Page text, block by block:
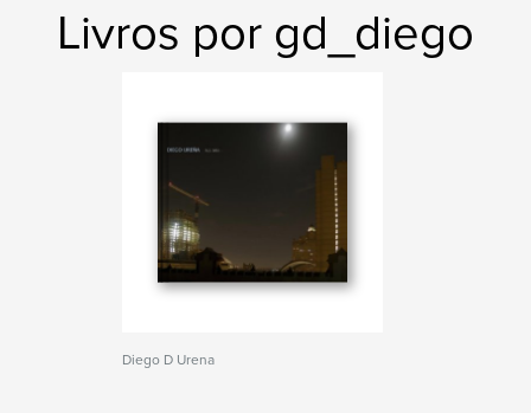
Livros por gd_diego
Diego D Urena